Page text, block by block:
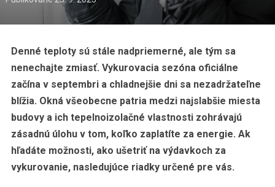
Denné teploty sú stále nadpriemerné, ale tým sa
nenechajte zmiasť. Vykurovacia sezóna oficiálne
začína v septembri a chladnejšie dni sa nezadržateľne
blížia. Okná všeobecne patria medzi najslabšie miesta
budovy a ich tepelnoizolačné vlastnosti zohrávajú
zásadnú úlohu v tom, koľko zaplatíte za energie. Ak
hľadáte možnosti, ako ušetriť na výdavkoch za
vykurovanie, nasledujúce riadky určené pre vás.